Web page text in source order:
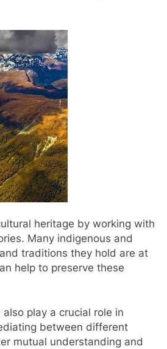
heritage by working with
Many indigenous and
traditions they hold are at
help to preserve these
play a crucial role in
between different
mutual understanding and